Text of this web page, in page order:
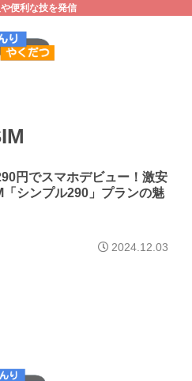
便利な技を発信
円でスマホデビュー！激安
「シンプル290」プランの魅
2024.12.03